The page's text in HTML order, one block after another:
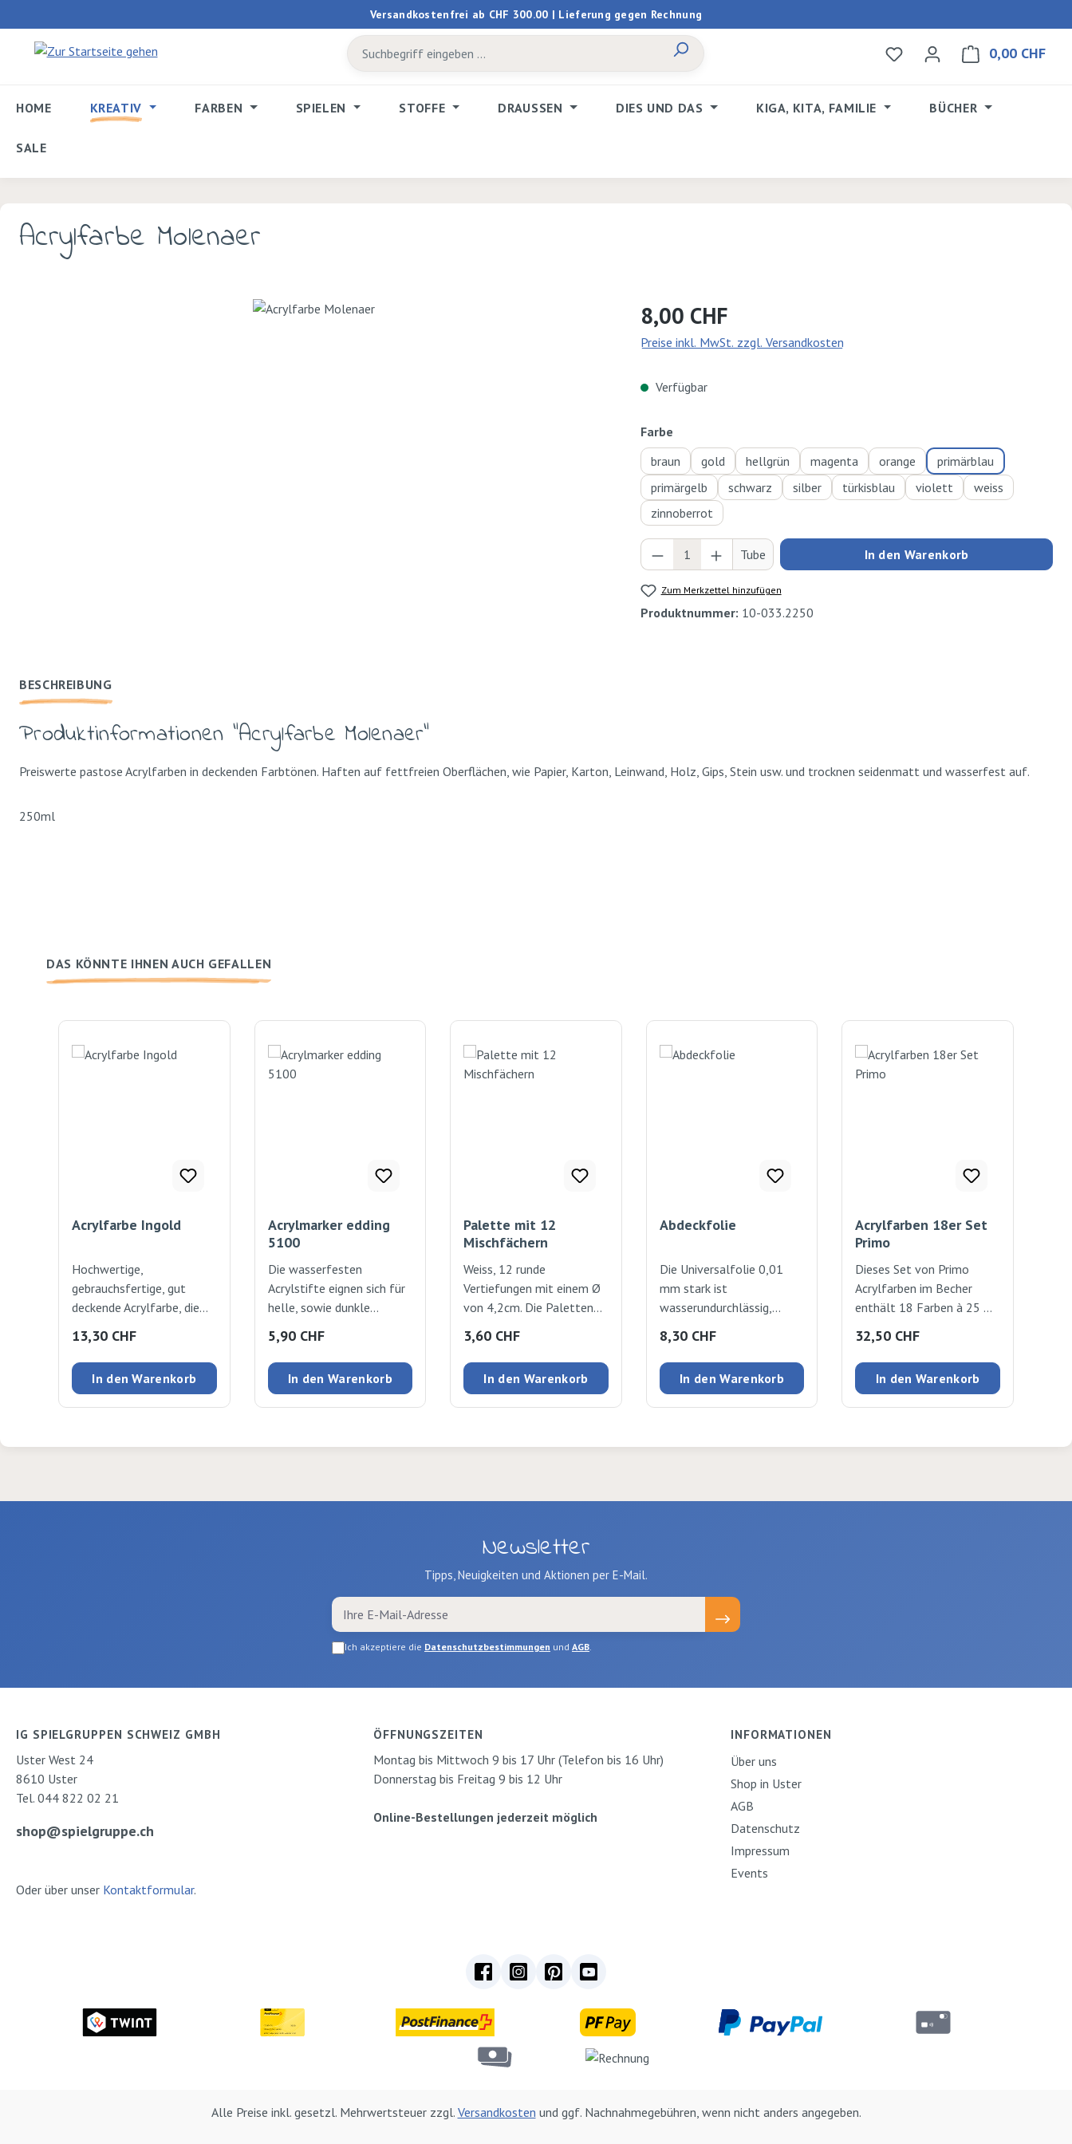
Versandkostenfrei ab CHF 300.00 | Lieferung gegen Rechnung
Du hast 0 Produkte auf
0,00 CHF
HOME KREATIV FARBEN SPIELEN STOFFE DRAUSSEN DIES UND DAS KIGA, KITA, FAMILIE BÜCHER
SALE
Acrylfarbe Molenaer
Regulärer Preis:
8,00 CHF
Preise inkl. MwSt. zzgl. Versandkosten
Verfügbar
Farbe
braun
gold hellgrün magenta orange
primärblau
primärgelb
schwarz silber türkisblau violett
weiss
zinnoberrot
Produkt Anzahl: Gib den gewünschten Wert ein
Tube In den Warenkorb
Zum Merkzettel hinzufügen
Produktnummer: 10-033.2250
BESCHREIBUNG
Produktinformationen "Acrylfarbe Molenaer"
Preiswerte pastose Acrylfarben in deckenden Farbtönen. Haften auf fettfreien Oberflächen, wie Papier, Karton, Leinwand, Holz, Gips, Stein usw. und trocknen seidenmatt und wasserfest auf.
250ml
DAS KÖNNTE IHNEN AUCH GEFALLEN
Acrylfarbe Ingold
Hochwertige,
gebrauchsfertige, gut
deckende Acrylfarbe, die
glänzend trocknet. Flasche
mit praktischem
Verschluss. Auf Wunsch mit
Wasser verdünnbar.
Regulärer Preis:
13,30 CHF
In den Warenkorb
Acrylmarker edding
5100
Die wasserfesten
Acrylstifte eignen sich für
helle, sowie dunkle
auch auf Stein, Glas,
Keramik, Terrakotta und
Kunststoff. Die deckenden
Farben sind geruchsarm
Regulärer Preis:
5,90 CHF
In den Warenkorb
Palette mit 12
Mischfächern
Weiss, 12 runde
Vertiefungen mit einem Ø
von 4,2cm. Die Paletten
können dank den
Distanznoppen auch als
Farbkasten verwendet
werden. Stapeln Sie die
Paletten mit
22,5 x 14,3cm
Regulärer Preis:
3,60 CHF
In den Warenkorb
Abdeckfolie
Die Universalfolie 0,01
mm stark ist
wasserundurchlässig,
lösungsmittelbeständig.
Länge 20m, Breite 1.8m
Regulärer Preis:
8,30 CHF
In den Warenkorb
Acrylfarben 18er Set
Primo
Dieses Set von Primo
Acrylfarben im Becher
enthält 18 Farben à 25 ml
Farbtönen. Die Acrylfarben
sind von höchster Qualität
und haften auf vielen
unterschiedlichen
enthalten sind 2 Canvas
Regulärer Preis:
32,50 CHF
In den Warenkorb
Newsletter
Tipps, Neuigkeiten und Aktionen per E-Mail.
Ich akzeptiere die Datenschutzbestimmungen und AGB.
IG SPIELGRUPPEN SCHWEIZ GMBH
Uster West 24
8610 Uster
Tel. 044 822 02 21
shop@spielgruppe.ch
Oder über unser Kontaktformular.
ÖFFNUNGSZEITEN
Montag bis Mittwoch 9 bis 17 Uhr (Telefon bis 16 Uhr)
Donnerstag bis Freitag 9 bis 12 Uhr
Online-Bestellungen jederzeit möglich
INFORMATIONEN
Über uns
Shop in Uster
AGB
Datenschutz
Impressum
Events
Alle Preise inkl. gesetzl. Mehrwertsteuer zzgl. Versandkosten und ggf. Nachnahmegebühren, wenn nicht anders angegeben.